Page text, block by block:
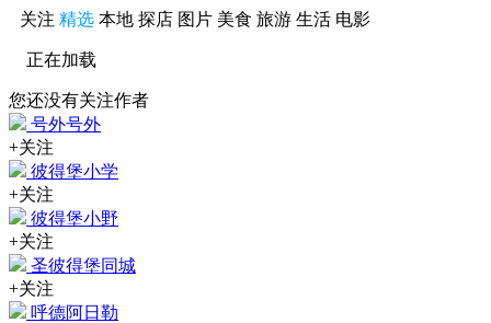
关注 精选 本地 探店 图片 美食 旅游 生活 电影
正在加载
您还没有关注作者
号外号外
+关注
彼得堡小学
+关注
彼得堡小野
+关注
圣彼得堡同城
+关注
呼德阿日勒